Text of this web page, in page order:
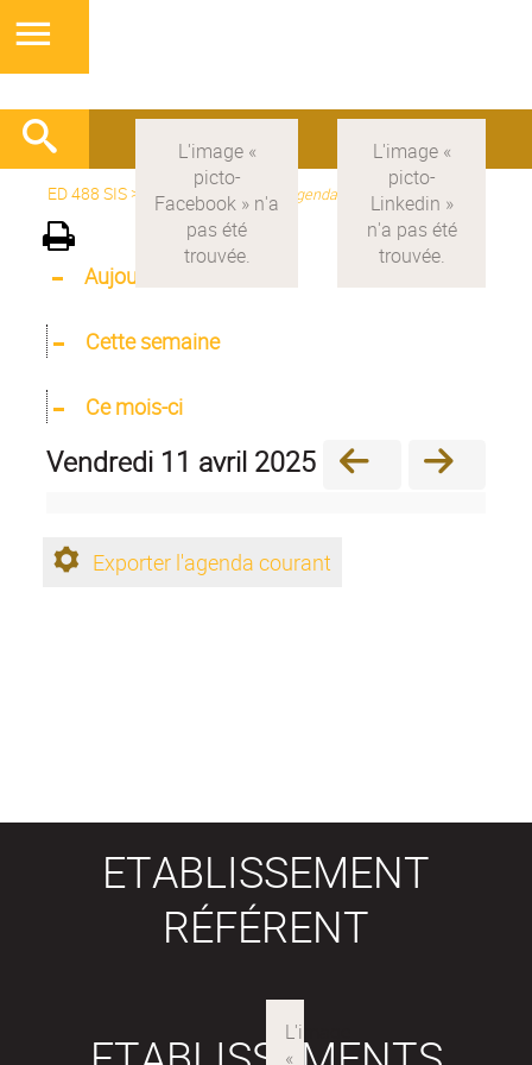
ED 488 SIS> Version française Agenda
Aujourd'hui
Cette semaine
Ce mois-ci
vendredi 11 avril 2025
Exporter l'agenda courant
ETABLISSEMENT
RÉFÉRENT